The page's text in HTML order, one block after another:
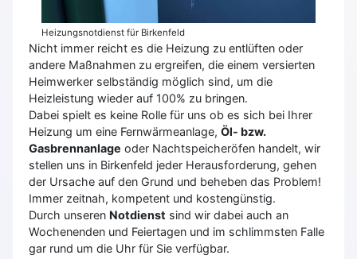
Heizungsnotdienst für Birkenfeld
Nicht immer reicht es die Heizung zu entlüften oder
andere Maßnahmen zu ergreifen, die einem versierten
Heimwerker selbständig möglich sind, um die
Heizleistung wieder auf 100% zu bringen.
Dabei spielt es keine Rolle für uns ob es sich bei Ihrer
Heizung um eine Fernwärmeanlage, Öl- bzw.
Gasbrennanlage oder Nachtspeicheröfen handelt, wir
stellen uns in Birkenfeld jeder Herausforderung, gehen
der Ursache auf den Grund und beheben das Problem!
Immer zeitnah, kompetent und kostengünstig.
Durch unseren Notdienst sind wir dabei auch an
Wochenenden und Feiertagen und im schlimmsten Falle
gar rund um die Uhr für Sie verfügbar.